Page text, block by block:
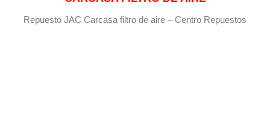
Repuesto JAC Carcasa filtro de aire – Centro Repuestos